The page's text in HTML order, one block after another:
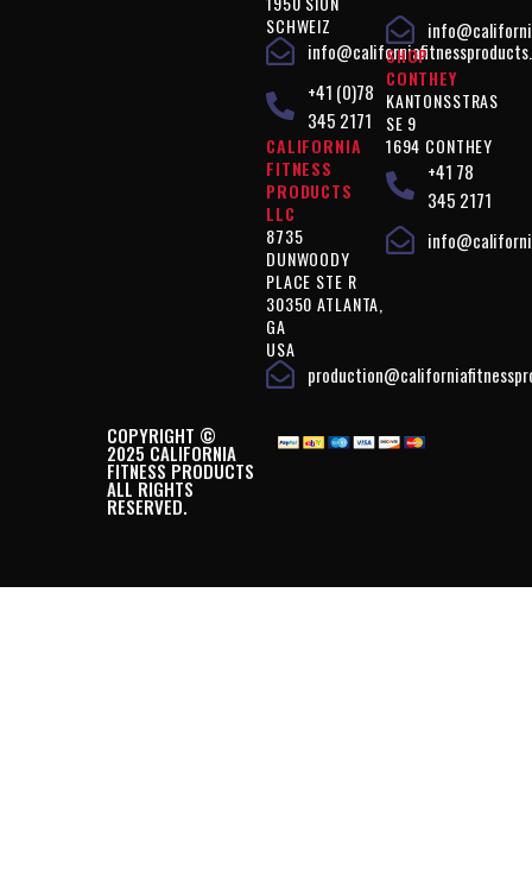
SCHWEIZ
+41 (0)78
345 2171
CALIFORNIA
FITNESS
PRODUCTS
LLC
8735
DUNWOODY
PLACE STE R
30350 ATLANTA,
GA
USA
SHOP
CONTHEY
KANTONSSTRAS
SE 9
1694 CONTHEY
+41 78
345 2171
COPYRIGHT ©
2025 CALIFORNIA
FITNESS PRODUCTS
ALL RIGHTS
RESERVED.